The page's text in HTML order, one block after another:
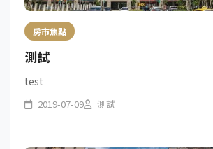
房市焦點
測試
test
2019-07-09 測試